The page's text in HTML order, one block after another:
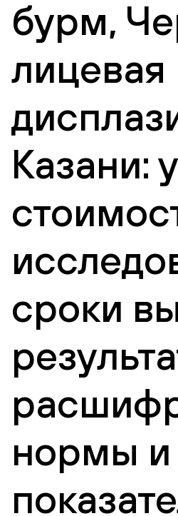
бурм,
лицевая
Казани:
сроки
нормы и